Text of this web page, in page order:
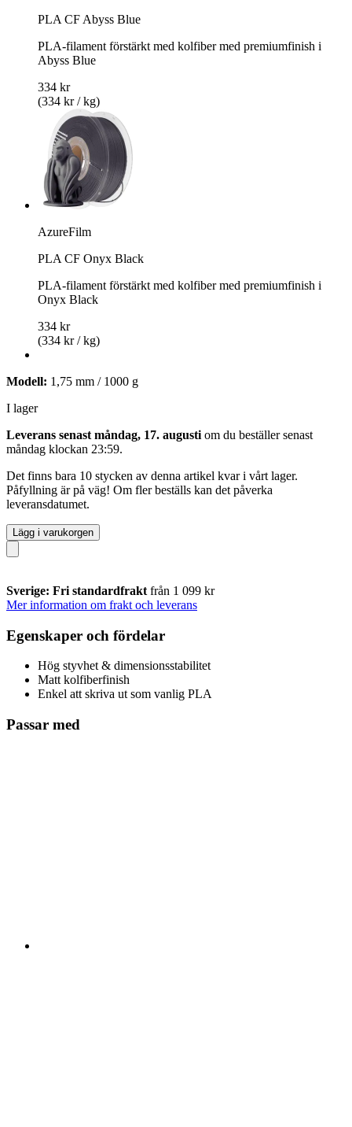
PLA CF Abyss Blue
PLA-filament förstärkt med kolfiber med premiumfinish i
Abyss Blue
334 kr
(334 kr / kg)
AzureFilm
PLA CF Onyx Black
PLA-filament förstärkt med kolfiber med premiumfinish i
Onyx Black
334 kr
(334 kr / kg)
Modell: 1,75 mm / 1000 g
I lager
Leverans senast måndag, 17. augusti om du beställer senast
måndag klockan 23:59.
Det finns bara 10 stycken av denna artikel kvar i vårt lager.
Påfyllning är på väg! Om fler beställs kan det påverka
leveransdatumet.
Lägg i varukorgen
Sverige: Fri standardfrakt från 1 099 kr
Mer information om frakt och leverans
Egenskaper och fördelar
Hög styvhet & dimensionsstabilitet
Matt kolfiberfinish
Enkel att skriva ut som vanlig PLA
Passar med